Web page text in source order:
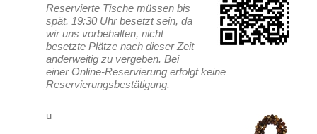
Reservierte Tische müssen bis
spät. 19:30 Uhr besetzt sein, da
wir uns vorbehalten, nicht
besetzte Plätze nach dieser Zeit
anderweitig zu vergeben. Bei
einer Online-Reservierung erfolgt keine
Reservierungsbestätigung.
u